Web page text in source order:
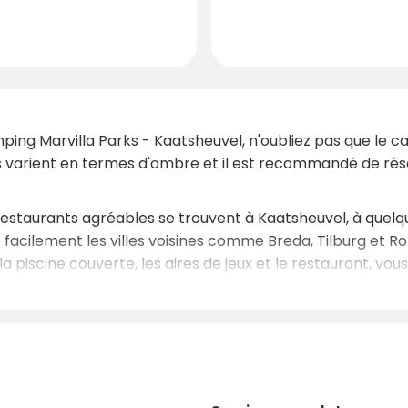
Marvilla Parks - Kaatsheuvel, n'oubliez pas que le
en termes d'ombre et il est recommandé de
agréables se trouvent à Kaatsheuvel, à
les villes voisines comme Breda, Tilburg et
piscine couverte, les aires de jeux et le restaurant,
en été ou en hiver, le Camping Marvilla Parks -
vacances inoubliables dans les meilleurs campings